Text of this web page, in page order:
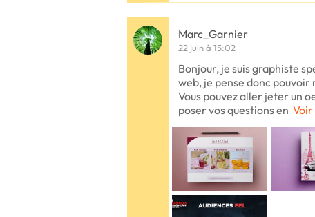
Marc_Garnier
22 juin à 15:02
Bonjour, je suis graphiste
web, je pense donc
Vous pouvez aller jeter un
poser vos questions en